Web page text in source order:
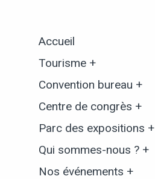
Accueil
Tourisme +
Convention bureau +
Centre de congrès +
Parc des expositions +
Qui sommes-nous ? +
Nos événements +